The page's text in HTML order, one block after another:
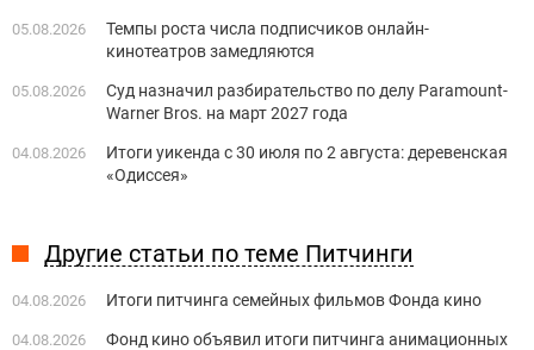
05.08.2026
Темпы роста числа подписчиков онлайн-
кинотеатров замедляются
05.08.2026
Суд назначил разбирательство по делу Paramount-
Warner Bros. на март 2027 года
04.08.2026
Итоги уикенда с 30 июля по 2 августа: деревенская
«Одиссея»
Другие статьи по теме Питчинги
04.08.2026 Итоги питчинга семейных фильмов Фонда кино
04.08.2026
Фонд кино объявил итоги питчинга анимационных